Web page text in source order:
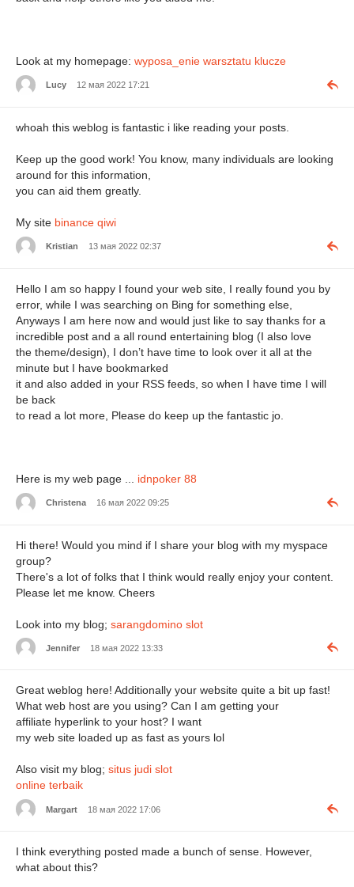
Look at my homepage: wyposa_enie warsztatu klucze
Lucy 12 мая 2022 17:21
whoah this weblog is fantastic i like reading your posts.
Keep up the good work! You know, many individuals are looking
around for this information,
you can aid them greatly.
My site binance qiwi
Kristian 13 мая 2022 02:37
Hello I am so happy I found your web site, I really found you by
error, while I was searching on Bing for something else,
Anyways I am here now and would just like to say thanks for a
incredible post and a all round entertaining blog (I also love
the theme/design), I don’t have time to look over it all at the
minute but I have bookmarked
it and also added in your RSS feeds, so when I have time I will
be back
to read a lot more, Please do keep up the fantastic jo.
Here is my web page ... idnpoker 88
Christena 16 мая 2022 09:25
Hi there! Would you mind if I share your blog with my myspace
group?
There's a lot of folks that I think would really enjoy your content.
Please let me know. Cheers
Look into my blog; sarangdomino slot
Jennifer 18 мая 2022 13:33
Great weblog here! Additionally your website quite a bit up fast!
What web host are you using? Can I am getting your
affiliate hyperlink to your host? I want
my web site loaded up as fast as yours lol
Also visit my blog; situs judi slot
online terbaik
Margart 18 мая 2022 17:06
I think everything posted made a bunch of sense. However,
what about this?